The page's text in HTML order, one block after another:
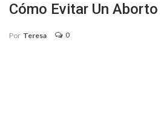
Cómo Evitar Un Aborto
Por Teresa 0